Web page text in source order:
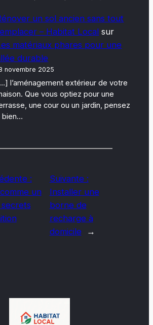
un sol ancien sans tout
– Habitat Local sur
matériaux phares pour une
durable
novembre 2025
l’aménagement extérieur de votre
Que vous optiez pour une
une cour ou un jardin, pensez
bien…
:
un
Suivante :
Installer une
borne de
recharge à
domicile
→